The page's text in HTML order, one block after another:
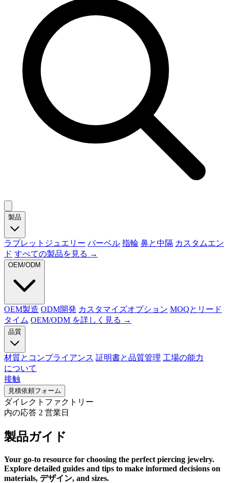
製品
ラブレットジュエリー バーベル 指輪 鼻と中隔 カスタムエン
ド すべての製品を見る →
OEM/ODM
OEM製造 ODM開発 カスタマイズオプション MOQとリード
タイム OEM/ODM を詳しく見る →
品質
材質とコンプライアンス 証明書と品質管理 工場の能力
について
接触
見積依頼フォーム
ダイレクトファクトリー
内の応答 2 営業日
製品ガイド
Your go-to resource for choosing the perfect piercing jewelry.
Explore detailed guides and tips to make informed decisions on
materials, デザイン, and sizes.